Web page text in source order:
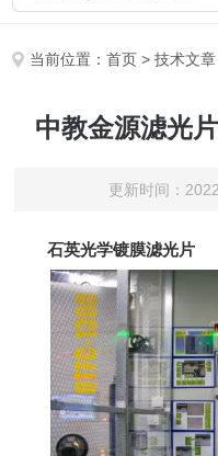
当前位置：首页 >技术文章
中教金源滤光
更新时间：
石英光学镀膜滤光片